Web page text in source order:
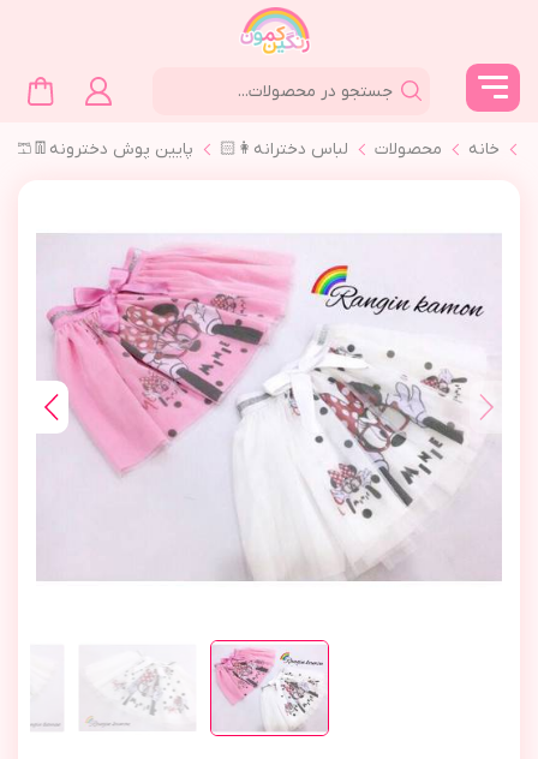
خانه محصولات لباس دخترانه👩🏻 پايين پوش دخترونه👖🩳